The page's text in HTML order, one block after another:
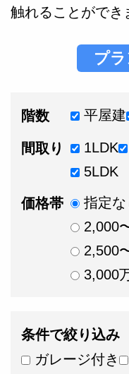
触れることができ
プ
階数 平屋建
間取り 1LDK
5LDK
価格帯 指定な
2,000
2,500
3,000
条件で絞り込み
ガレージ付き